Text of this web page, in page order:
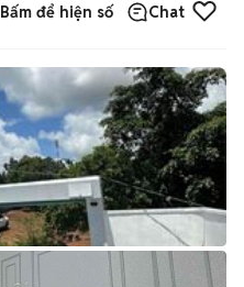
Bấm để hiện số Chat